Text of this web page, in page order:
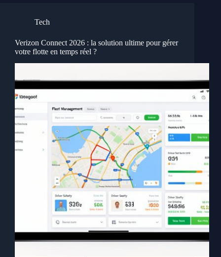
Tech
Verizon Connect 2026 : la solution ultime pour gérer
votre flotte en temps réel ?